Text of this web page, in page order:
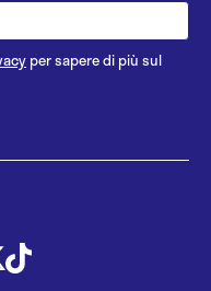
per sapere di più sul